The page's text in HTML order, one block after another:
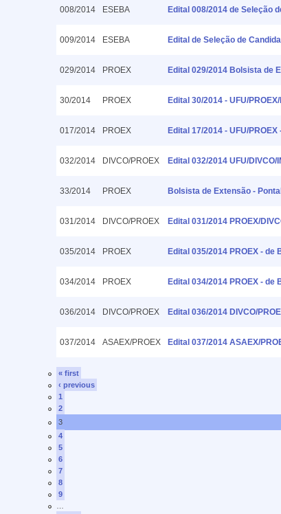
008/2014 ESEBA Edital 008/2014 de Seleção
009/2014 ESEBA Edital de Seleção de
029/2014 PROEX Edital 029/2014 Bolsista de
30/2014 PROEX Edital 30/2014 - UFU/
017/2014 PROEX Edital 17/2014 - UFU/
032/2014 DIVCO/PROEX Edital 032/2014 UFU/
33/2014 PROEX Bolsista de Extensão - Pontal
031/2014 DIVCO/PROEX Edital 031/2014 PROEX/
035/2014 PROEX Edital 035/2014 PROEX -
034/2014 PROEX Edital 034/2014 PROEX - de
036/2014 DIVCO/PROEX Edital 036/2014 DIVCO/
037/2014 ASAEX/PROEX Edital 037/2014 ASAEX/
« first
‹ previous
1
2
3
4
5
6
7
8
9